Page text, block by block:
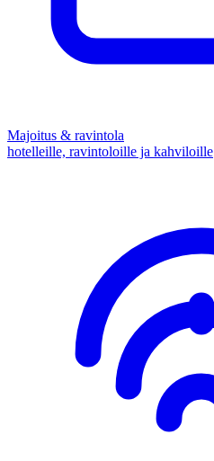
Majoitus & ravintola
hotelleille, ravintoloille ja kahviloille